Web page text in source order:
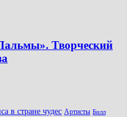
Творческий
в стране чудес Артисты Билл